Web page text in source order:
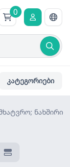
0
კატეგორიები
ნახშირი